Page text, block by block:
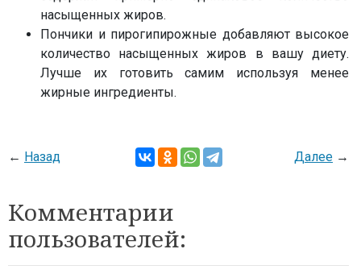
насыщенных жиров.
Пончики и пирогипирожные добавляют высокое
количество насыщенных жиров в вашу диету.
Лучше их готовить самим используя менее
жирные ингредиенты.
← Назад Далее →
Комментарии
пользователей: